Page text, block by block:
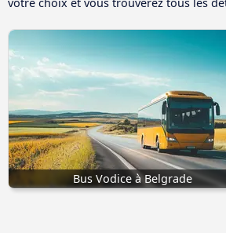
Bus Vodice à Belgrade